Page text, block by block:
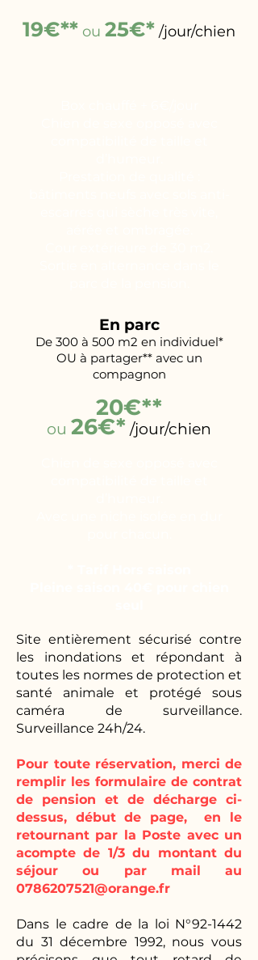
19€** ou 25€* /jour/chien
En parc
De 300 à 500 m2 en individuel*
OU à partager** avec un
compagnon
20€**
ou 26€* /jour/chien
Site entièrement sécurisé contre
les inondations et répondant à
toutes les normes de protection et
santé animale et protégé sous
caméra de surveillance.
Surveillance 24h/24.
Pour toute réservation, merci de
remplir les formulaire de contrat
de pension et de décharge ci-
dessus, début de page, en le
retournant par la Poste avec un
acompte de 1/3 du montant du
séjour ou par mail au
0786207521@orange.fr
Dans le cadre de la loi N°92-1442
du 31 décembre 1992, nous vous